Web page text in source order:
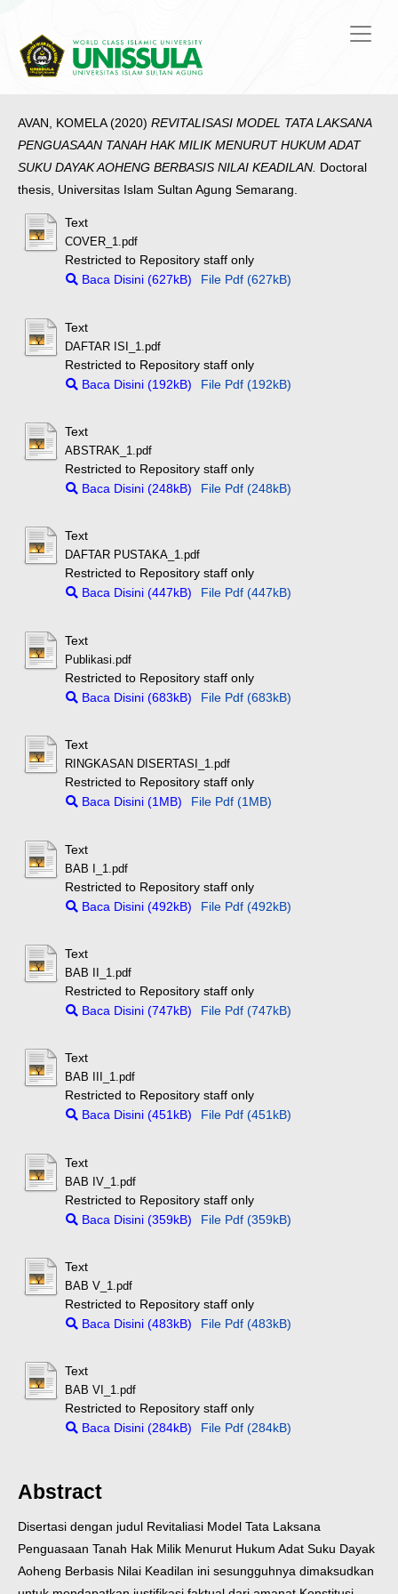
AVAN, KOMELA(2020) REVITALISASI MODEL TATA LAKSANA
PENGUASAAN TANAH HAK MILIK MENURUT HUKUM ADAT
SUKU DAYAK AOHENG BERBASIS NILAI KEADILAN. Doctoral
thesis, Universitas Islam Sultan Agung Semarang.
Text
COVER_1.pdf
Restricted to Repository staff only
Baca Disini (627kB)
File Pdf (627kB)
Text
DAFTAR ISI_1.pdf
Restricted to Repository staff only
Baca Disini (192kB)
File Pdf (192kB)
Text
ABSTRAK_1.pdf
Restricted to Repository staff only
Baca Disini (248kB)
File Pdf (248kB)
Text
DAFTAR PUSTAKA_1.pdf
Restricted to Repository staff only
Baca Disini (447kB)
File Pdf (447kB)
Text
Publikasi.pdf
Restricted to Repository staff only
Baca Disini (683kB)
File Pdf (683kB)
Text
RINGKASAN DISERTASI_1.pdf
Restricted to Repository staff only
Baca Disini (1MB)
File Pdf (1MB)
Text
BAB I_1.pdf
Restricted to Repository staff only
Baca Disini (492kB)
File Pdf (492kB)
Text
BAB II_1.pdf
Restricted to Repository staff only
Baca Disini (747kB)
File Pdf (747kB)
Text
BAB III_1.pdf
Restricted to Repository staff only
Baca Disini (451kB)
File Pdf (451kB)
Text
BAB IV_1.pdf
Restricted to Repository staff only
Baca Disini (359kB)
File Pdf (359kB)
Text
BAB V_1.pdf
Restricted to Repository staff only
Baca Disini (483kB)
File Pdf (483kB)
Text
BAB VI_1.pdf
Restricted to Repository staff only
Baca Disini (284kB)
File Pdf (284kB)
Abstract
Disertasi dengan judul Revitaliasi Model Tata Laksana
Penguasaan Tanah Hak Milik Menurut Hukum Adat Suku Dayak
Aoheng Berbasis Nilai Keadilan ini sesungguhnya dimaksudkan